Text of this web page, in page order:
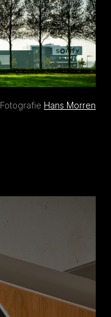
Fotografie Hans Morren